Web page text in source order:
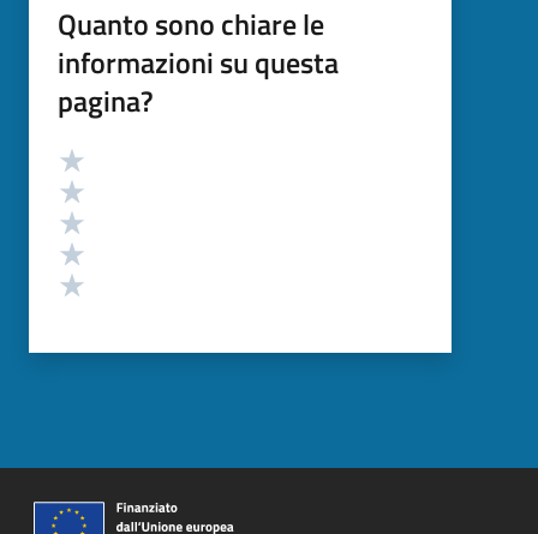
Quanto sono chiare le
informazioni su questa
pagina?
Valutazione